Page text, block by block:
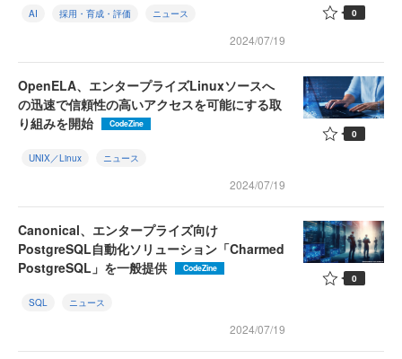
AI 採用・育成・評価 ニュース
2024/07/19
0
OpenELA、エンタープライズLinuxソースへ
の迅速で信頼性の高いアクセスを可能にする取
り組みを開始
CodeZine
UNIX／Linux ニュース
2024/07/19
0
Canonical、エンタープライズ向け
PostgreSQL自動化ソリューション「Charmed
PostgreSQL」を一般提供
CodeZine
SQL ニュース
2024/07/19
0